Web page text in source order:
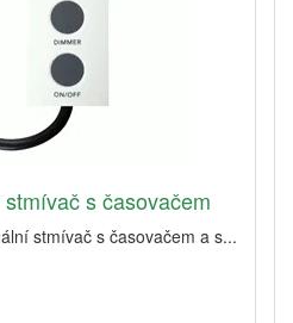
s časovačem
stmívač s časovačem a s...